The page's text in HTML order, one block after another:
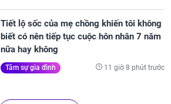
Tiết lộ sốc của mẹ chồng khiến tôi không
biết có nên tiếp tục cuộc hôn nhân 7 năm
nữa hay không
Tâm sự gia đình 11 giờ 8 phút trước